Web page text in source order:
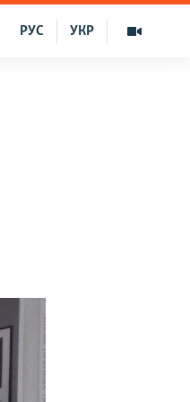
УКР
РУС